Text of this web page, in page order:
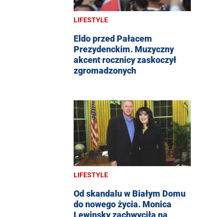
LIFESTYLE
Eldo przed Pałacem
Prezydenckim. Muzyczny
akcent rocznicy zaskoczył
zgromadzonych
LIFESTYLE
Od skandalu w Białym Domu
do nowego życia. Monica
Lewinsky zachwyciła na